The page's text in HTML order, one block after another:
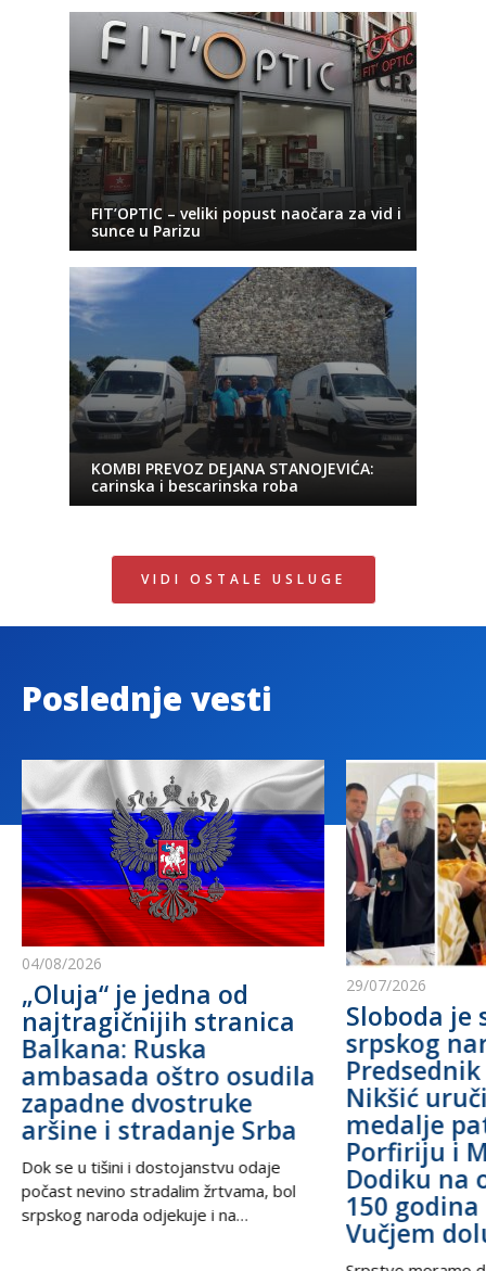
FIT’OPTIC – veliki popust naočara za vid i
sunce u Parizu
KOMBI PREVOZ DEJANA STANOJEVIĆA:
carinska i bescarinska roba
VIDI OSTALE USLUGE
Poslednje vesti
04/08/2026
„Oluja“ je jedna od
najtragičnijih stranica
Balkana: Ruska
ambasada oštro osudila
zapadne dvostruke
aršine i stradanje Srba
Dok se u tišini i dostojanstvu odaje
počast nevino stradalim žrtvama, bol
srpskog naroda odjekuje i na
29/07/2026
Sloboda je
srpskog
Nikšić
medalje
Porfiriju i
Dodiku na
150
Vučjem